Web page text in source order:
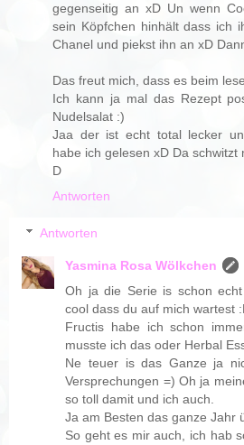
gegenseitig an xD Un wenn
sein Köpfchen hinhält dass ich
Chanel und piekst ihn an xD
Das freut mich, dass es beim
Ich kann ja mal das Rezept
Nudelsalat :)
Jaa der ist echt total lecker
habe ich gelesen xD Da
D
Antworten
Antworten
Yasmina Rosa Wölkchen
Oh ja die Serie is schon
cool dass du auf mich wartest
Fructis habe ich schon
musste ich das oder Herbal
Ne teuer is das Ganze ja
Versprechungen =) Oh ja
so toll damit und ich auch.
Ja am Besten das ganze Jahr
So geht es mir auch, ich hab